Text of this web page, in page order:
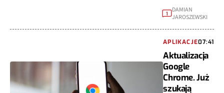
1
DAMIAN
JAROSZEWSKI
APLIKACJE07:41
Aktualizacja
Google
Chrome. Już
szukają